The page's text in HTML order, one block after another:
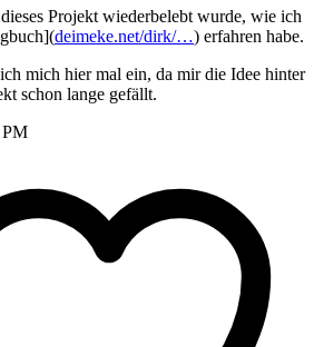
dieses Projekt wiederbelebt wurde, wie ich
deimeke.net/dirk/…) erfahren habe.
mich hier mal ein, da mir die Idee hinter
schon lange gefällt.
PM